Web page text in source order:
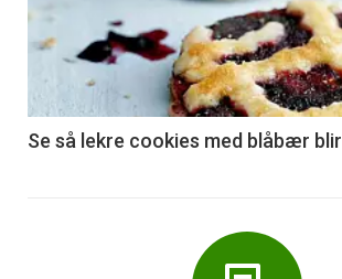
nå
6
Se så lekre cookies med blåbær blir